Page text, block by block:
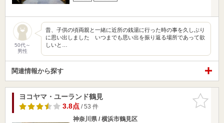
50代～
男性
昔、子供の頃両親と一緒に近所の銭湯に行った時の事を久しぶり
に思い出しました いつまでも思い出を振り返る場所であって欲
しいと…
関連情報から探す
お気に入
りに追加
ヨコヤマ・ユーランド鶴見
3.8点/ 53 件
神奈川県 / 横浜市鶴見区